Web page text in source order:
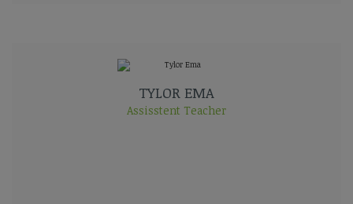
TYLOR EMA
Assisstent Teacher